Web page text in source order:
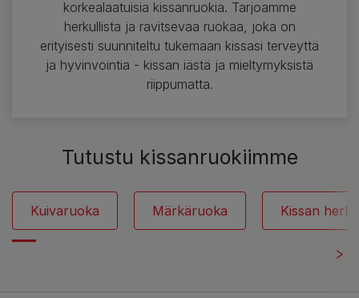
korkealaatuisia kissanruokia. Tarjoamme
herkullista ja ravitsevaa ruokaa, joka on
erityisesti suunniteltu tukemaan kissasi terveyttä
ja hyvinvointia - kissan iästä ja mieltymyksistä
riippumatta.
Tutustu kissanruokiimme
Kuivaruoka Märkäruoka Kissan